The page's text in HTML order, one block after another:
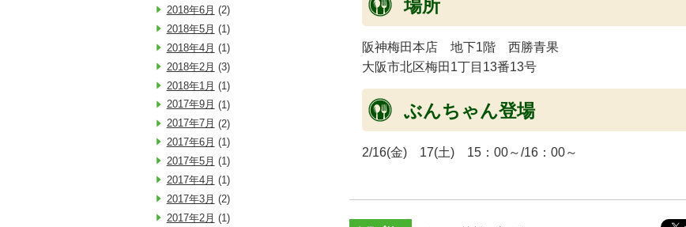
場所
阪神梅田本店 地下1階 西勝青果
大阪市北区梅田1丁目13番13号
ぶんちゃん登場
2/16(金) 17(土) 15：00～/16：00～
2018年6月 (2)
2018年5月 (1)
2018年4月 (1)
2018年2月 (3)
2018年1月 (1)
2017年9月 (1)
2017年7月 (2)
2017年6月 (1)
2017年5月 (1)
2017年4月 (1)
2017年3月 (2)
2017年2月 (1)